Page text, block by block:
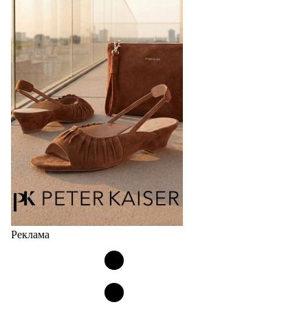
Популярный силуэт бренда,1999 года выпуска,
соответствует сегодняшнему тренду на
сникерины (гибридный вариант балеток и
кроссовок обтекаемой формы и с тонкой подошвой).
Но в модели Miu Miu Bubble присутствует еще и…
05.08.2026 2899
Реклама